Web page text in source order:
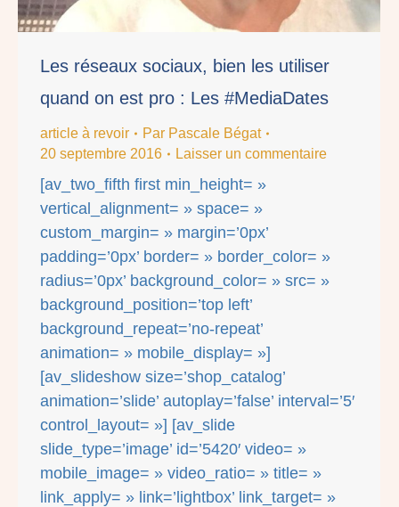
Les réseaux sociaux, bien les utiliser
quand on est pro : Les #MediaDates
article à revoir Par Pascale Bégat
20 septembre 2016
Laisser un commentaire
[av_two_fifth first min_height= »
vertical_alignment= » space= »
custom_margin= » margin=’0px’
padding=’0px’ border= » border_color= »
radius=’0px’ background_color= » src= »
background_position=’top left’
background_repeat=’no-repeat’
animation= » mobile_display= »]
[av_slideshow size=’shop_catalog’
animation=’slide’ autoplay=’false’ interval=’5′
control_layout= »] [av_slide
slide_type=’image’ id=’5420′ video= »
mobile_image= » video_ratio= » title= »
link_apply= » link=’lightbox’ link_target= »